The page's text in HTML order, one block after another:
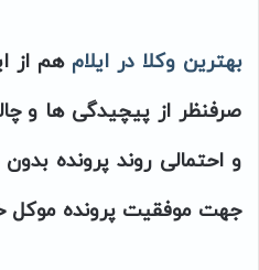
بهترین وکلا در ایلام هم از
صرفنظر از پیچیدگی ها و
و احتمالی روند پرونده
جهت موفقیت پرونده موکل